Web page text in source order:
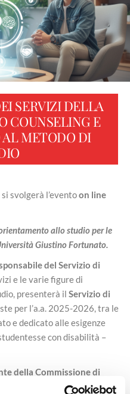
SERVIZI DELLA
COUNSELING E
METODO DI
si svolgerà l’eventoon line
allo studio per le
Giustino Fortunato.
del Servizio di
e le varie figure di
presenterà il Servizio di
per l’a.a. 2025-2026, tra le
e dedicato alle esigenze
con disabilità –
della Commissione di
DSA
approfondirà